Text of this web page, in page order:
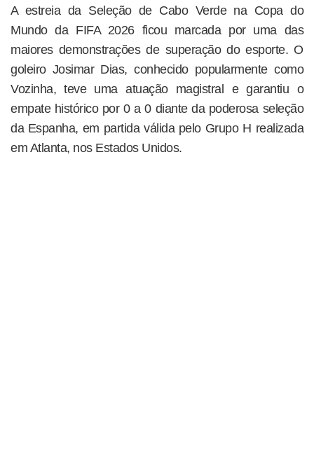
A estreia da Seleção de Cabo Verde na Copa do
Mundo da FIFA 2026 ficou marcada por uma das
maiores demonstrações de superação do esporte. O
goleiro Josimar Dias, conhecido popularmente como
Vozinha, teve uma atuação magistral e garantiu o
empate histórico por 0 a 0 diante da poderosa seleção
da Espanha, em partida válida pelo Grupo H realizada
em Atlanta, nos Estados Unidos.